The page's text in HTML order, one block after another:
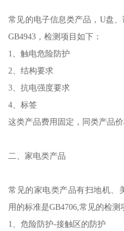
常见的电子信息类产品，U盘
GB4943，检测项目如下：
1、触电危险防护
2、结构要求
3、抗电强度要求
4、标签
这类产品费用固定，同类产品
二、家电类产品
常见的家电类产品有扫地机、
用的标准是GB4706,常见的检测
1、危险防护-接触区的防护